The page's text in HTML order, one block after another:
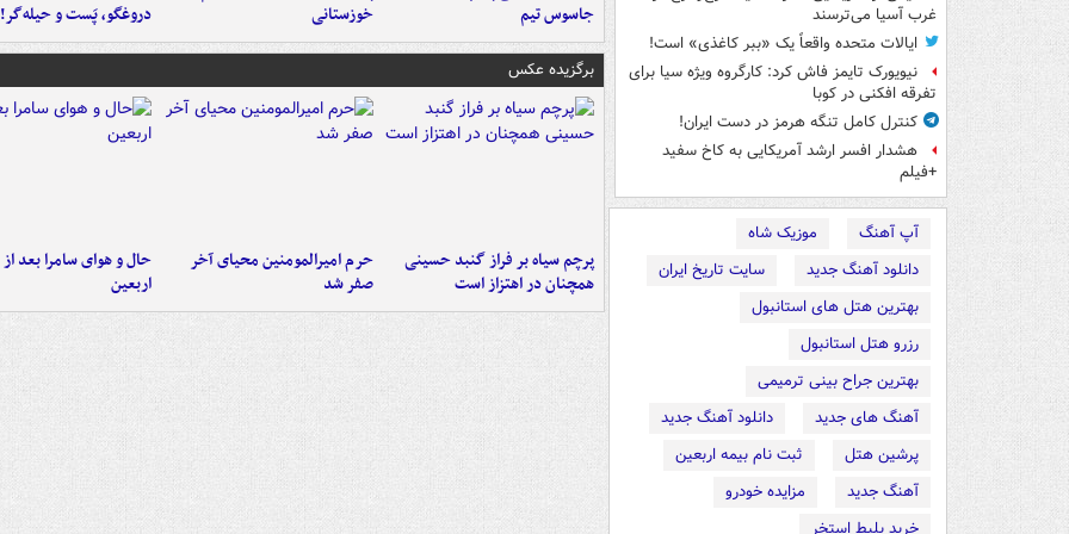
غرب آسیا می‌ترسند
ایالات متحده واقعاً یک «ببر کاغذی» است!
نیویورک تایمز فاش کرد: کارگروه ویژه سیا برای
تفرقه افکنی در کوبا
کنترل کامل تنگه هرمز در دست ایران!
هشدار افسر ارشد آمریکایی به کاخ سفید
+فیلم
آپ آهنگ
موزیک شاه
دانلود آهنگ جدید
سایت تاریخ ایران
بهترین هتل های استانبول
رزرو هتل استانبول
بهترین جراح بینی ترمیمی
آهنگ های جدید
دانلود آهنگ جدید
پرشین هتل
ثبت نام بیمه اربعین
آهنگ جدید
مزایده خودرو
جاسوس تیم
خوزستانی
دروغگو، پَست‌ و حیله‌گر!
برگزیده عکس
پرچم سیاه بر فراز گنبد حسینی
همچنان در اهتزاز است
حرم امیرالمومنین محیای آخر
صفر شد
حال و هوای سامرا بعد از
اربعین